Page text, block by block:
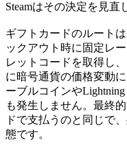
Steamはその決定を見直
ギフトカードのルート
ックアウト時に固定レ
レットコードを取得し
に暗号通貨の価格変動
ーブルコインや
も発生しません。最終
ドで支払うのと同じで
態です。